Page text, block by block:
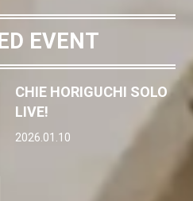
EVENT
CHIE HORIGUCHI SOLO
LIVE!
2026.01.10